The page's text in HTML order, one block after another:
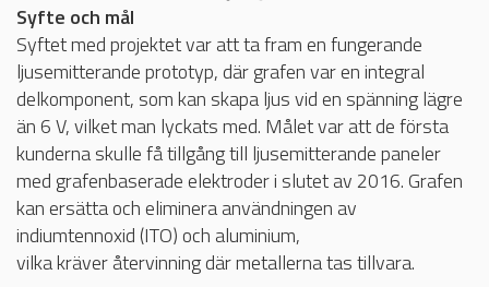
Syfte och mål
Syftet med projektet var att ta fram en fungerande
ljusemitterande prototyp, där grafen var en integral
delkomponent, som kan skapa ljus vid en spänning lägre
än 6 V, vilket man lyckats med. Målet var att de första
kunderna skulle få tillgång till ljusemitterande paneler
med grafenbaserade elektroder i slutet av 2016. Grafen
kan ersätta och eliminera användningen av
indiumtennoxid (ITO) och aluminium,
vilka kräver återvinning där metallerna tas tillvara.